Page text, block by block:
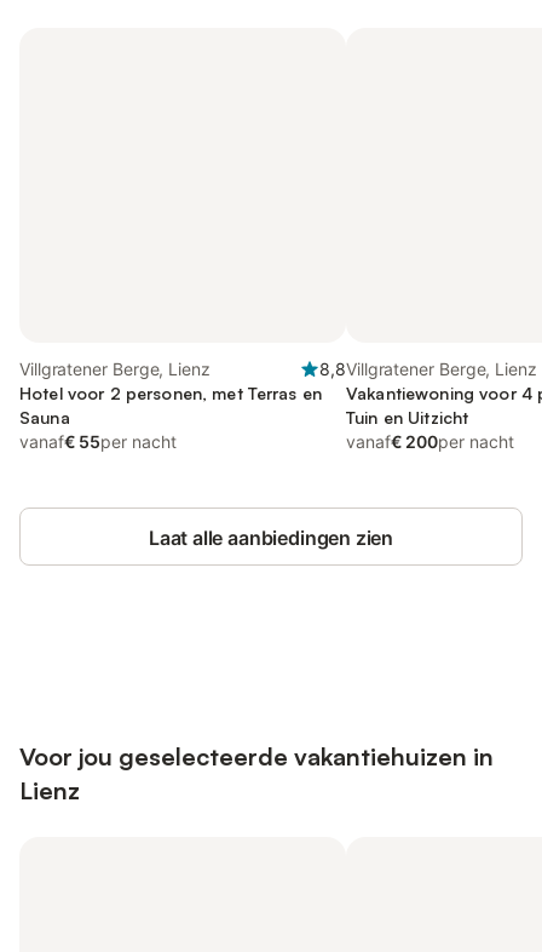
Villgratener Berge, Lienz
8,8
Hotel voor 2 personen, met Terras en
Sauna
vanaf€ 55per nacht
Villgratener Berge, Lienz
Vakantiewoning voor 4
Tuin en Uitzicht
vanaf€ 200per nacht
Laat alle aanbiedingen zien
Voor jou geselecteerde vakantiehuizen in
Lienz